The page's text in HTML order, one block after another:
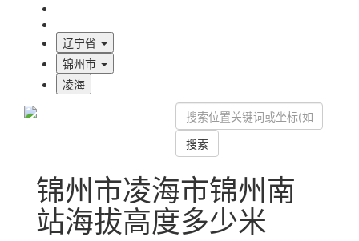
辽宁省
锦州市
凌海
搜索
锦州市凌海市锦州南
站海拔高度多少米